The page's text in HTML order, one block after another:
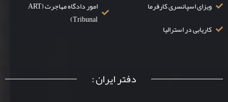
ویزای اسپانسری کارفرما
کاریابی در استرالیا
امور دادگاه مهاجرت (ART
Tribunal)
دفتر ایران :